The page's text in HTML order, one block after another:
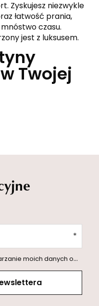
Zyskujesz niezwykle
łatwość prania,
czasu.
jest z luksusem.
Twojej
wysyłki newslettera z informacją handlową (marketing). Więcej w